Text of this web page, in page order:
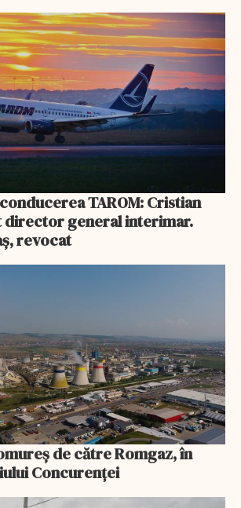
TAROM: Cristian
director general interimar.
revocat
de către Romgaz, în
Concurenţei